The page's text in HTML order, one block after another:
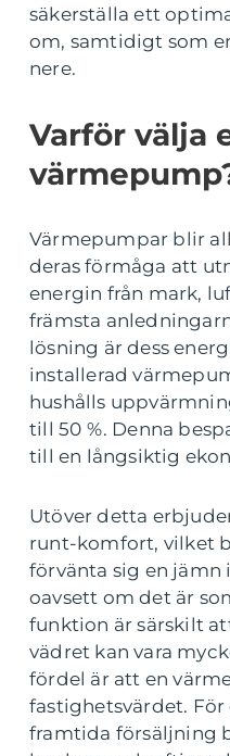
säkerställa ett
om, samtidigt som
nere.
Varför välja
Värmepumpar blir
deras förmåga att
energin från mark,
främsta
lösning är dess
installerad
hushålls
till 50 %. Denna
till en långsiktig
Utöver detta
runt-komfort, vilket
förvänta sig en
oavsett om det är
funktion är särskilt
vädret kan vara
fördel är att en
fastighetsvärdet. För
framtida försäljning